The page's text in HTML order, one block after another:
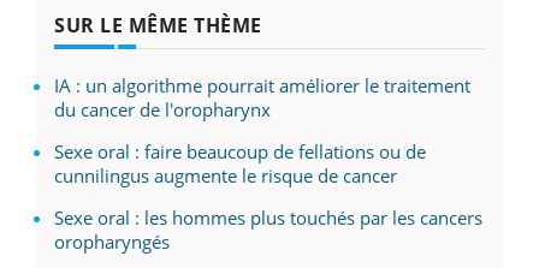
SUR LE MÊME THÈME
IA : un algorithme pourrait améliorer le traitement
du cancer de l'oropharynx
Sexe oral : faire beaucoup de fellations ou de
cunnilingus augmente le risque de cancer
Sexe oral : les hommes plus touchés par les cancers
oropharyngés